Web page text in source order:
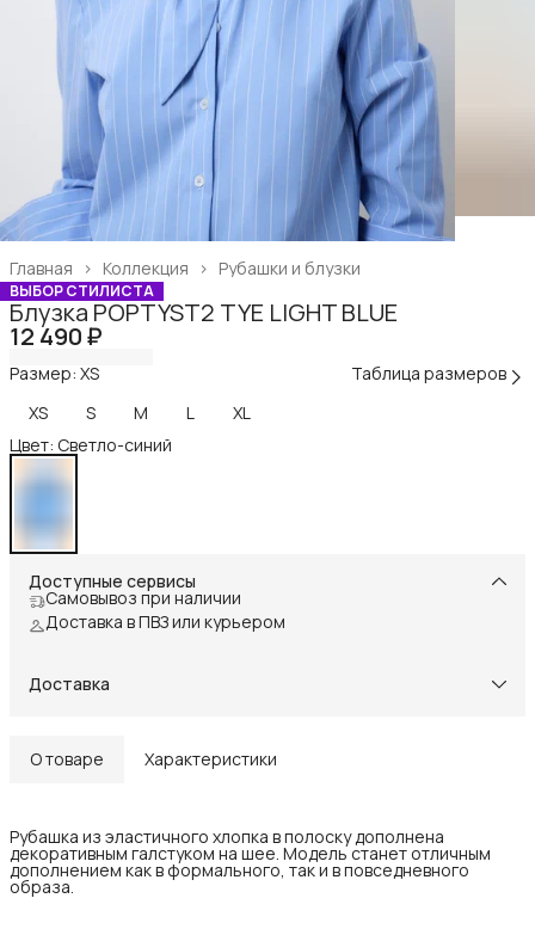
Рубашки и блузки
Коллекция ›
Главная ›
ВЫБОР СТИЛИСТА
Блузка POPTYST2 TYE LIGHT BLUE
12 490 ₽
Размер: XS
Таблица размеров
XS
S M L
XL
Цвет: Светло-синий
Доступные сервисы
Самовывоз при наличии
Доставка в ПВЗ или курьером
Доставка
О товаре Характеристики
Рубашка из эластичного хлопка в полоску дополнена
декоративным галстуком на шее. Модель станет отличным
дополнением как в формального, так и в повседневного
образа.